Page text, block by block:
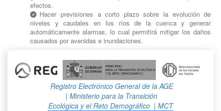
efectos.
Hacer previsiones a corto plazo sobre la evolución de
niveles y caudales en los ríos de la cuenca y generar
automáticamente alarmas, lo cual permitirá mitigar los daños
causados por avenidas e inundaciones.
Registro Electrónico General de la AGE
| Ministerio para la Transición
Ecológica y el Reto Demográfico | MCT